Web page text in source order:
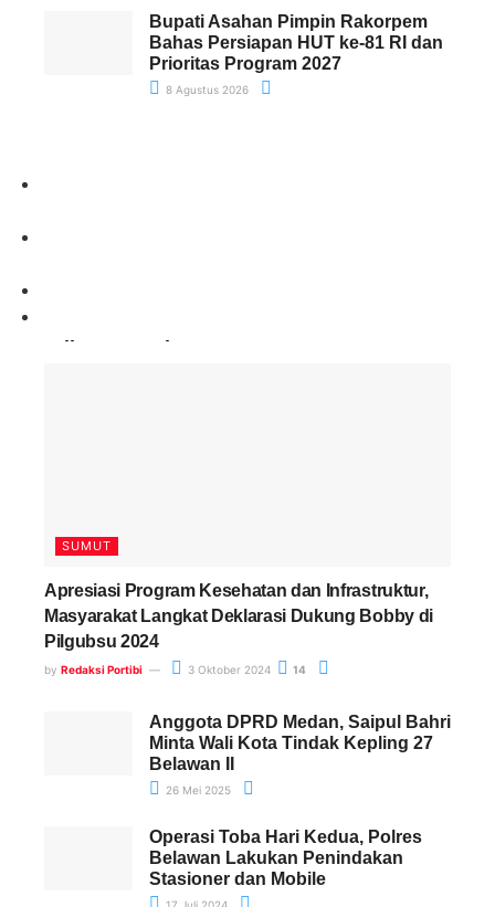
Bupati Asahan Pimpin Rakorpem
Bahas Persiapan HUT ke-81 RI dan
Prioritas Program 2027
8 Agustus 2026
Paling Banyak Komentar
SUMUT
Apresiasi Program Kesehatan dan Infrastruktur,
Masyarakat Langkat Deklarasi Dukung Bobby di
Pilgubsu 2024
by Redaksi Portibi 3 Oktober 2024 14
Anggota DPRD Medan, Saipul Bahri
Minta Wali Kota Tindak Kepling 27
Belawan II
26 Mei 2025
Operasi Toba Hari Kedua, Polres
Belawan Lakukan Penindakan
Stasioner dan Mobile